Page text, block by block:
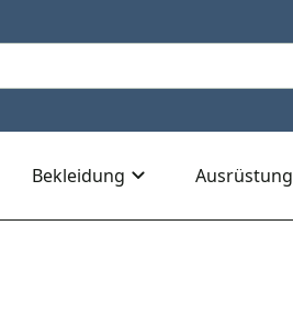
Bekleidung Ausrüstung